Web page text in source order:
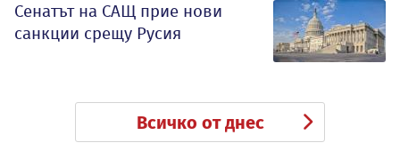
Сенатът на САЩ прие нови
санкции срещу Русия
Всичко от днес